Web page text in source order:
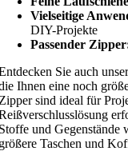
Vielseitige
DIY-Projekte
Passender
Sie auch
Ihnen eine noch
sind ideal für
und Gegenstände
Taschen und